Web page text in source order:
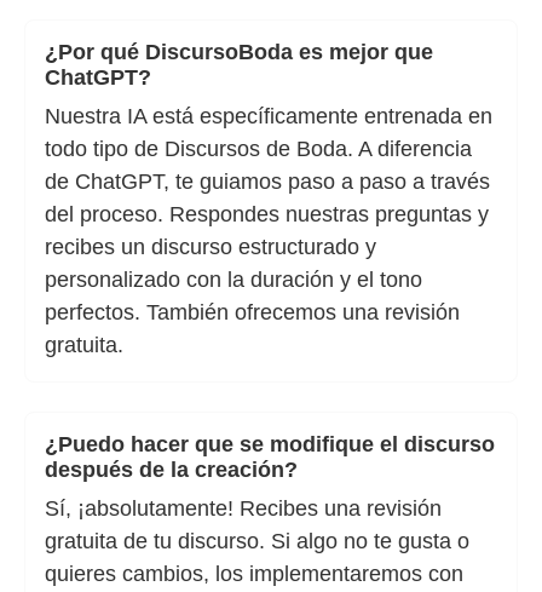
¿Por qué DiscursoBoda es mejor que
ChatGPT?
Nuestra IA está específicamente entrenada en
todo tipo de Discursos de Boda. A diferencia
de ChatGPT, te guiamos paso a paso a través
del proceso. Respondes nuestras preguntas y
recibes un discurso estructurado y
personalizado con la duración y el tono
perfectos. También ofrecemos una revisión
gratuita.
¿Puedo hacer que se modifique el discurso
después de la creación?
Sí, ¡absolutamente! Recibes una revisión
gratuita de tu discurso. Si algo no te gusta o
quieres cambios, los implementaremos con